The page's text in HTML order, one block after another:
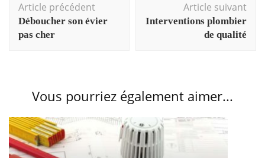
d'article
Article précédent
Déboucher son évier
pas cher
Article suivant
Interventions plombier
de qualité
Vous pourriez également aimer...